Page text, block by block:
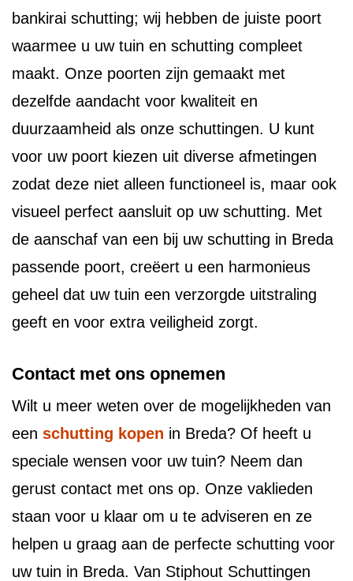
bankirai schutting; wij hebben de juiste poort
waarmee u uw tuin en schutting compleet
maakt. Onze poorten zijn gemaakt met
dezelfde aandacht voor kwaliteit en
duurzaamheid als onze schuttingen. U kunt
voor uw poort kiezen uit diverse afmetingen
zodat deze niet alleen functioneel is, maar ook
visueel perfect aansluit op uw schutting. Met
de aanschaf van een bij uw schutting in Breda
passende poort, creëert u een harmonieus
geheel dat uw tuin een verzorgde uitstraling
geeft en voor extra veiligheid zorgt.
Contact met ons opnemen
Wilt u meer weten over de mogelijkheden van
een schutting kopen in Breda? Of heeft u
speciale wensen voor uw tuin? Neem dan
gerust contact met ons op. Onze vaklieden
staan voor u klaar om u te adviseren en ze
helpen u graag aan de perfecte schutting voor
uw tuin in Breda. Van Stiphout Schuttingen